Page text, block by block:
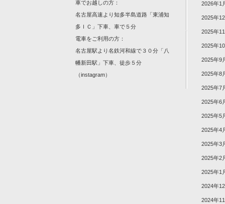
車でお越しの方：
名古屋高速より知多半島道路「東浦知
多ＩＣ」下車、車で５分
電車をご利用の方：
名古屋駅より名鉄河和線で３０分「八
幡新田駅」下車、徒歩５分
（instagram）
2026年1
2025年
2025年
2025年
2025年9
2025年8
2025年7
2025年6
2025年5
2025年4
2025年3
2025年2
2025年1
2024年
2024年